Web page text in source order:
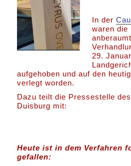
In der
waren die
29.
aufgehoben und auf den
verlegt worden.
Dazu teilt die Pressestelle
Duisburg mit:
Heute ist in dem Verfahren
gefallen: